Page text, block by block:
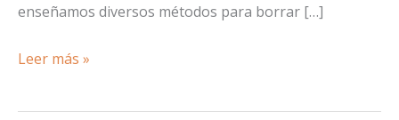
enseñamos diversos métodos para borrar […]
Cómo
una
Leer más »